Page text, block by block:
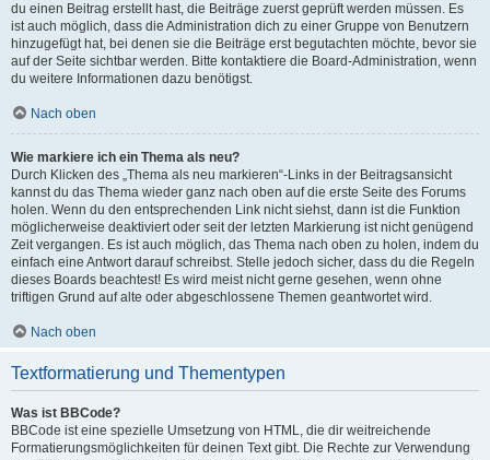
du einen Beitrag erstellt hast, die Beiträge zuerst geprüft werden müssen. Es
ist auch möglich, dass die Administration dich zu einer Gruppe von Benutzern
hinzugefügt hat, bei denen sie die Beiträge erst begutachten möchte, bevor sie
auf der Seite sichtbar werden. Bitte kontaktiere die Board-Administration, wenn
du weitere Informationen dazu benötigst.
Nach oben
Wie markiere ich ein Thema als neu?
Durch Klicken des „Thema als neu markieren“-Links in der Beitragsansicht
kannst du das Thema wieder ganz nach oben auf die erste Seite des Forums
holen. Wenn du den entsprechenden Link nicht siehst, dann ist die Funktion
möglicherweise deaktiviert oder seit der letzten Markierung ist nicht genügend
Zeit vergangen. Es ist auch möglich, das Thema nach oben zu holen, indem du
einfach eine Antwort darauf schreibst. Stelle jedoch sicher, dass du die Regeln
dieses Boards beachtest! Es wird meist nicht gerne gesehen, wenn ohne
triftigen Grund auf alte oder abgeschlossene Themen geantwortet wird.
Nach oben
Textformatierung und Thementypen
Was ist BBCode?
BBCode ist eine spezielle Umsetzung von HTML, die dir weitreichende
Formatierungsmöglichkeiten für deinen Text gibt. Die Rechte zur Verwendung